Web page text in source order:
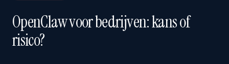
OpenClaw voor bedrijven: kans of
risico?